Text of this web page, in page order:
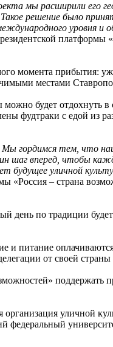
мы расширили его
решение было
уровня и
платформы
момента прибытия:
местами
будет отдохнуть
фудтраки с едой из
Мы гордимся тем, что
шаг вперед, чтобы
будущее уличной
– страна
день по традиции
и питание
от своей страны
поддержать
уличной
федеральный